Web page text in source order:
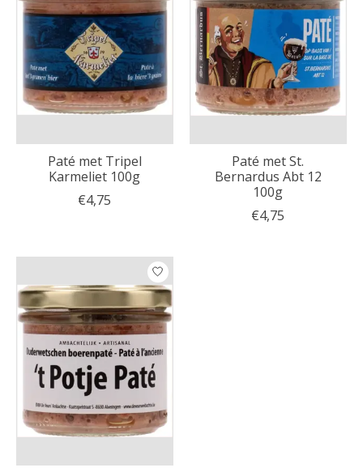
Paté met Tripel
Karmeliet 100g
€4,75
Paté met St.
Bernardus Abt 12
100g
€4,75